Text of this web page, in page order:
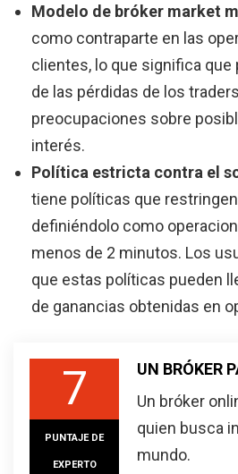
Modelo de bróker market
como contraparte en las
clientes, lo que significa
de las pérdidas de los
preocupaciones sobre
interés.
Política estricta contra el
tiene políticas que
definiéndolo como
menos de 2 minutos. Los
que estas políticas pueden
de ganancias obtenidas en
7
PUNTAJE DE
EXPERTO
UN BRÓKER
Un bróker
quien busca
mundo.